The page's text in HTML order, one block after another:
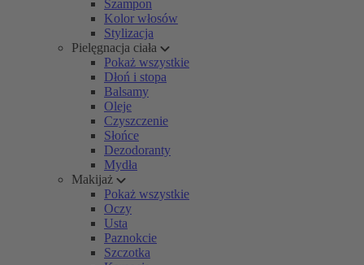
Szampon
Kolor włosów
Stylizacja
Pielęgnacja ciała
Pokaż wszystkie
Dłoń i stopa
Balsamy
Oleje
Czyszczenie
Słońce
Dezodoranty
Mydła
Makijaż
Pokaż wszystkie
Oczy
Usta
Paznokcie
Szczotka